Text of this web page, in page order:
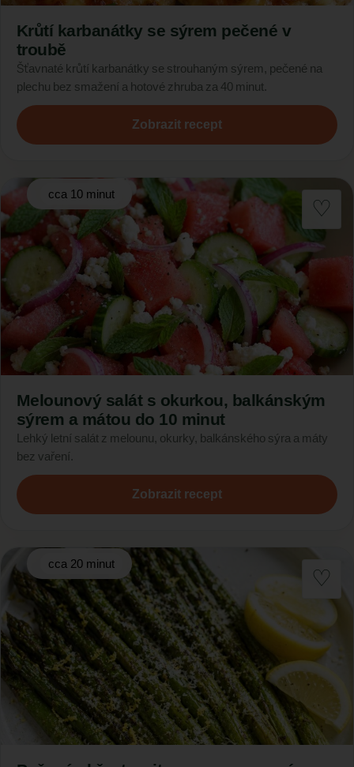
Krůtí karbanátky se sýrem pečené v
troubě
Šťavnaté krůtí karbanátky se strouhaným sýrem, pečené na
plechu bez smažení a hotové zhruba za 40 minut.
Zobrazit recept
cca 10 minut
Melounový salát s okurkou, balkánským
sýrem a mátou do 10 minut
Lehký letní salát z melounu, okurky, balkánského sýra a máty
bez vaření.
Zobrazit recept
cca 20 minut